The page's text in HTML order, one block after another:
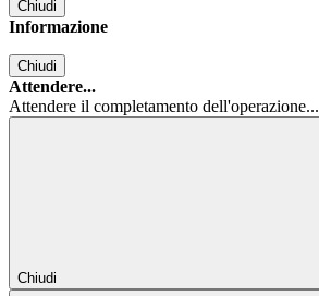
Chiudi
Informazione
Chiudi
Attendere...
Attendere il completamento dell'operazione...
Chiudi